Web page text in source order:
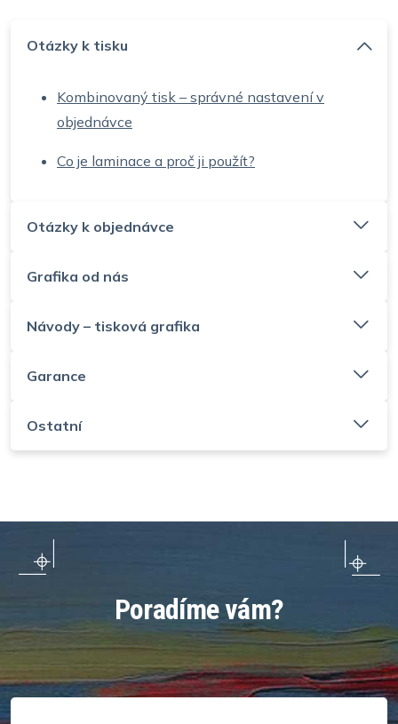
Otázky k tisku
Kombinovaný tisk – správné nastavení v
objednávce
Co je laminace a proč ji použít?
Otázky k objednávce
Grafika od nás
Návody – tisková grafika
Garance
Ostatní
Poradíme vám?